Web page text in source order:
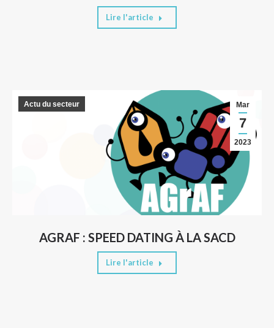
Lire l'article
AGRAF : SPEED DATING À LA SACD
Mar
7
2023
Actu du secteur
Lire l'article